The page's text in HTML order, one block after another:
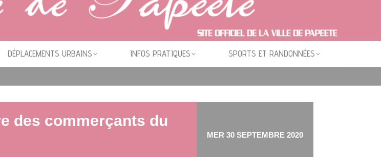
DÉPLACEMENTS URBAINS INFOS PRATIQUES SPORTS ET RANDONNÉES
des commerçants du
MER 30 SEPTEMBRE 2020